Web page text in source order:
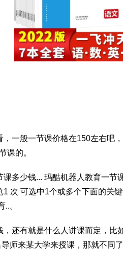
一般一节课价格在150左右吧
课的。
多少钱... 玛酷机器人教育一节
次 可选中1个或多个下面的关
。
还有就是什么人讲课而定，比
师来某大学来授课，那就不同了